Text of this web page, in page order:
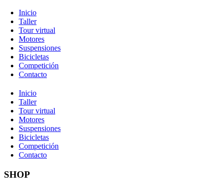
Inicio
Taller
Tour virtual
Motores
Suspensiones
Bicicletas
Competición
Contacto
Inicio
Taller
Tour virtual
Motores
Suspensiones
Bicicletas
Competición
Contacto
SHOP